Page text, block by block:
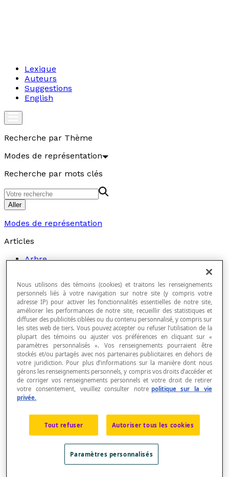
Lexique
Auteurs
Suggestions
English
Recherche par Thème
Modes de représentation
Recherche par mots clés
Aller
Modes de représentation
Articles
Arbre
Axe conjugué
Axe des cotes
Axe transversal
Bande de fractions
Barre de fraction
Blocs de mosaïque
Blocs logiques
Cercle trigonométrique
Changement d'échelle
Chiffre arabe
Chronogramme
Codomaine
Contraction
Coordonnées d'un point
Cote
Dallage périodique
Dallage régulier
Dallage uniforme
Nous utilisons des témoins (cookies) et traitons les renseignements
personnels liés à votre navigation sur notre site (y compris votre
adresse IP) pour activer les fonctionnalités essentielles de notre site,
améliorer les performances de notre site, recueillir des statistiques et
diffuser des publicités ciblées ou du contenu personnalisé, y compris sur
les sites web de tiers. Vous pouvez accepter ou refuser l’utilisation de la
plupart des témoins ou ajuster vos préférences en cliquant sur «
paramètres personnalisés ». Vos renseignements pourraient être
stockés et/ou partagés avec nos partenaires publicitaires en dehors de
votre juridiction. Pour plus d’informations sur la manière dont nous
gérons les renseignements personnels, y compris vos droits d’accéder et
de corriger vos renseignements personnels et votre droit de retirer
votre consentement, veuillez consulter notre politique sur la vie
privée.
Tout refuser Autoriser tous les cookies
Paramètres personnalisés